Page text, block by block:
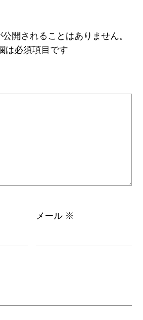
開されることはありません。
は必須項目です
メール ※